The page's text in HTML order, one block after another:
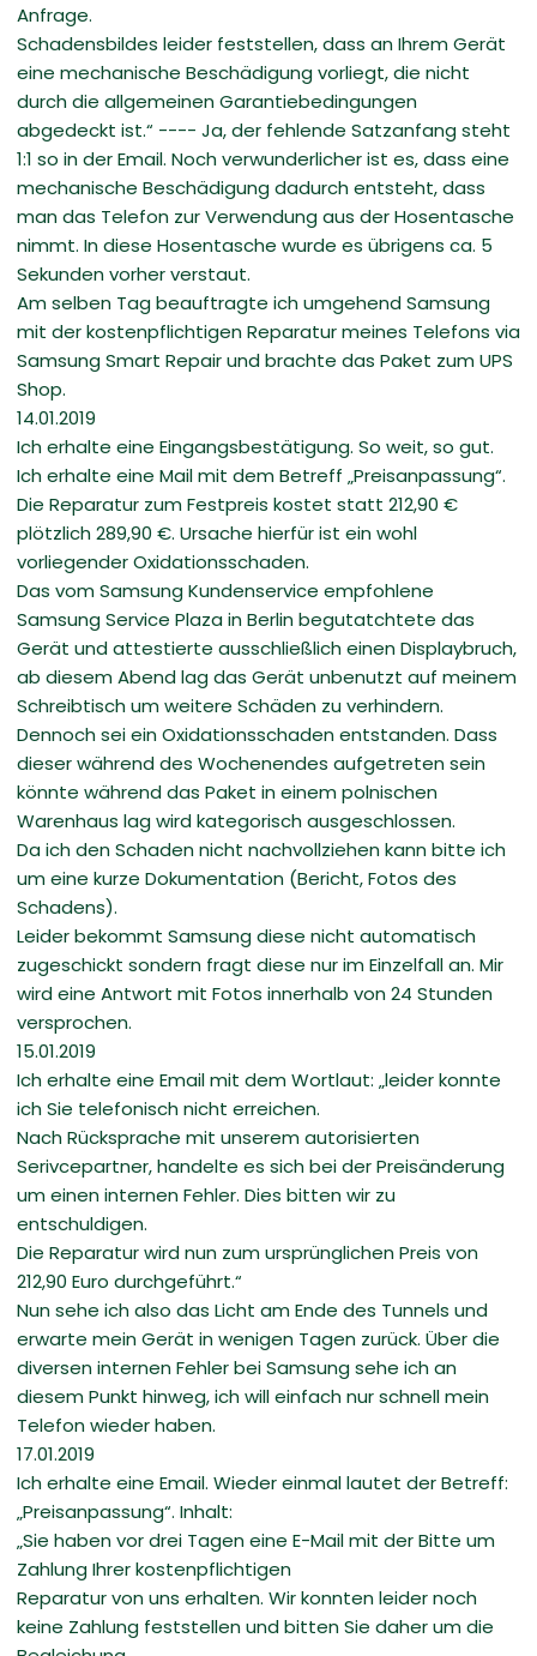
Anfrage.
Schadensbildes leider feststellen, dass an Ihrem Gerät
eine mechanische Beschädigung vorliegt, die nicht
durch die allgemeinen Garantiebedingungen
abgedeckt ist.“ ---- Ja, der fehlende Satzanfang steht
1:1 so in der Email. Noch verwunderlicher ist es, dass eine
mechanische Beschädigung dadurch entsteht, dass
man das Telefon zur Verwendung aus der Hosentasche
nimmt. In diese Hosentasche wurde es übrigens ca. 5
Sekunden vorher verstaut.
Am selben Tag beauftragte ich umgehend Samsung
mit der kostenpflichtigen Reparatur meines Telefons via
Samsung Smart Repair und brachte das Paket zum UPS
Shop.
14.01.2019
Ich erhalte eine Eingangsbestätigung. So weit, so gut.
Ich erhalte eine Mail mit dem Betreff „Preisanpassung“.
Die Reparatur zum Festpreis kostet statt 212,90 €
plötzlich 289,90 €. Ursache hierfür ist ein wohl
vorliegender Oxidationsschaden.
Das vom Samsung Kundenservice empfohlene
Samsung Service Plaza in Berlin begutatchtete das
Gerät und attestierte ausschließlich einen Displaybruch,
ab diesem Abend lag das Gerät unbenutzt auf meinem
Schreibtisch um weitere Schäden zu verhindern.
Dennoch sei ein Oxidationsschaden entstanden. Dass
dieser während des Wochenendes aufgetreten sein
könnte während das Paket in einem polnischen
Warenhaus lag wird kategorisch ausgeschlossen.
Da ich den Schaden nicht nachvollziehen kann bitte ich
um eine kurze Dokumentation (Bericht, Fotos des
Schadens).
Leider bekommt Samsung diese nicht automatisch
zugeschickt sondern fragt diese nur im Einzelfall an. Mir
wird eine Antwort mit Fotos innerhalb von 24 Stunden
versprochen.
15.01.2019
Ich erhalte eine Email mit dem Wortlaut: „leider konnte
ich Sie telefonisch nicht erreichen.
Nach Rücksprache mit unserem autorisierten
Serivcepartner, handelte es sich bei der Preisänderung
um einen internen Fehler. Dies bitten wir zu
entschuldigen.
Die Reparatur wird nun zum ursprünglichen Preis von
212,90 Euro durchgeführt.“
Nun sehe ich also das Licht am Ende des Tunnels und
erwarte mein Gerät in wenigen Tagen zurück. Über die
diversen internen Fehler bei Samsung sehe ich an
diesem Punkt hinweg, ich will einfach nur schnell mein
Telefon wieder haben.
17.01.2019
Ich erhalte eine Email. Wieder einmal lautet der Betreff:
„Preisanpassung“. Inhalt:
„Sie haben vor drei Tagen eine E-Mail mit der Bitte um
Zahlung Ihrer kostenpflichtigen
Reparatur von uns erhalten. Wir konnten leider noch
keine Zahlung feststellen und bitten Sie daher um die